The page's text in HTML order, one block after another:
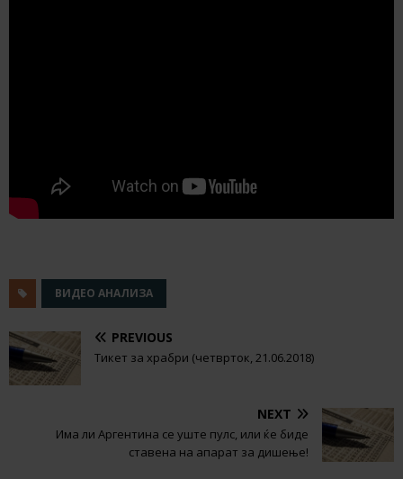
ВИДЕО АНАЛИЗА
PREVIOUS
Тикет за храбри (четврток, 21.06.2018)
NEXT
Има ли Аргентина се уште пулс, или ќе биде
ставена на апарат за дишење!